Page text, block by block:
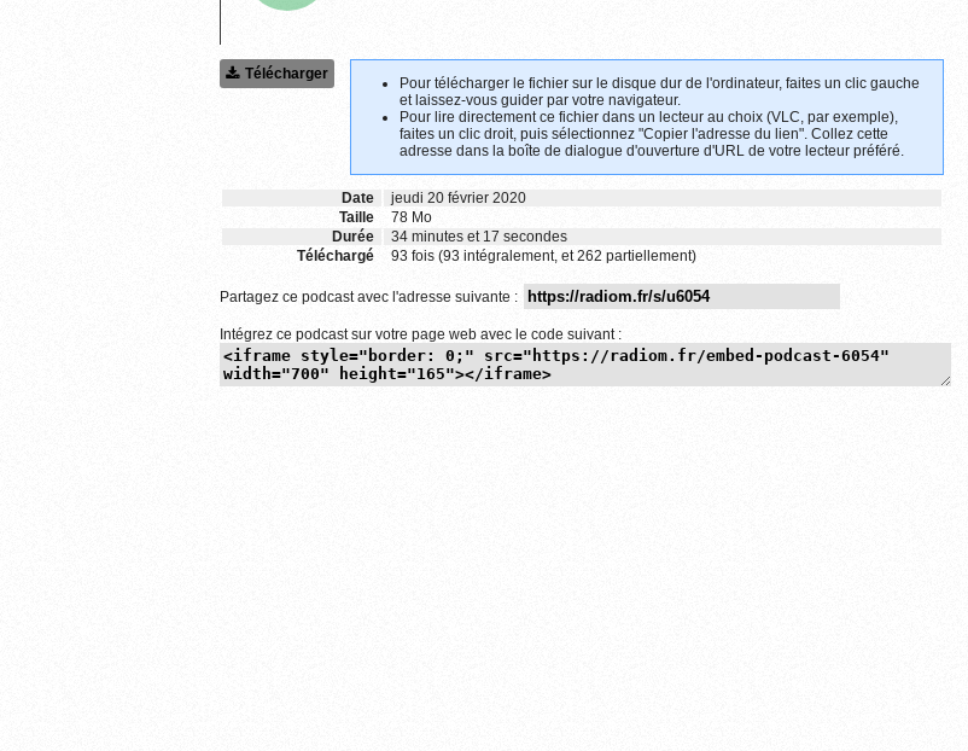
Télécharger
Pour télécharger le fichier sur le disque dur de l'ordinateur, faites un clic gauche
et laissez-vous guider par votre navigateur.
Pour lire directement ce fichier dans un lecteur au choix (VLC, par exemple),
faites un clic droit, puis sélectionnez "Copier l'adresse du lien". Collez cette
adresse dans la boîte de dialogue d'ouverture d'URL de votre lecteur préféré.
Date
jeudi 20 février 2020
Taille
78 Mo
Durée
34 minutes et 17 secondes
Téléchargé
93 fois (93 intégralement, et 262 partiellement)
Partagez ce podcast avec l'adresse suivante :
Intégrez ce podcast sur votre page web avec le code suivant :